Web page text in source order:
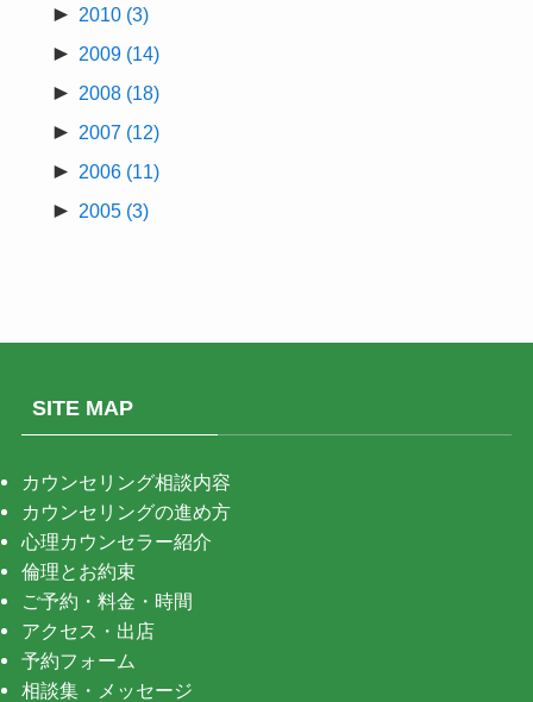
► 2010 (3)
► 2009 (14)
► 2008 (18)
► 2007 (12)
► 2006 (11)
► 2005 (3)
SITE MAP
カウンセリング相談内容
カウンセリングの進め方
心理カウンセラー紹介
倫理とお約束
ご予約・料金・時間
アクセス・出店
予約フォーム
相談集・メッセージ